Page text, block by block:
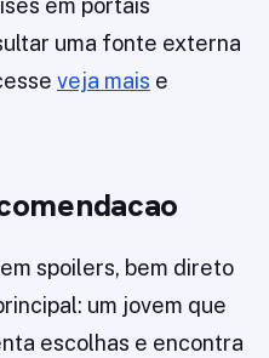
em portais
uma fonte externa
veja mais e
spoilers, bem direto
um jovem que
escolhas e encontra